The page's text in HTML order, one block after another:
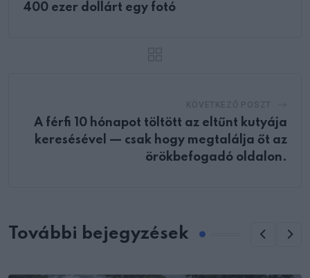
400 ezer dollárt egy fotó
A férfi 10 hónapot töltött az eltűnt kutyája
keresésével — csak hogy megtalálja őt az
örökbefogadó oldalon.
További bejegyzések